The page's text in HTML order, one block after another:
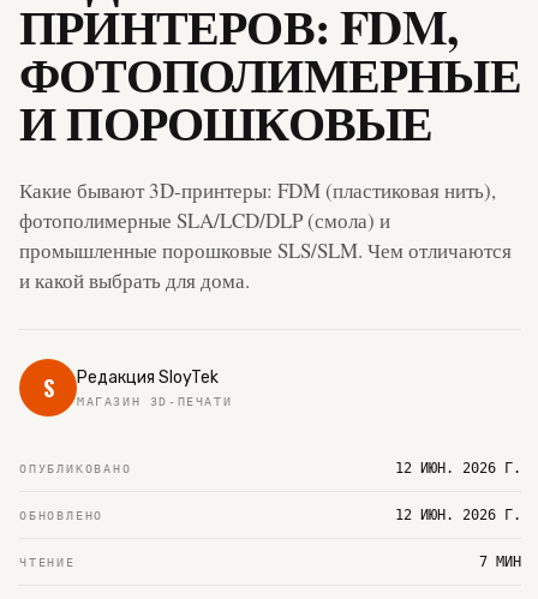
ПРИНТЕРОВ: FDM,
ФОТОПОЛИМЕРНЫЕ
И ПОРОШКОВЫЕ
Какие бывают 3D-принтеры: FDM (пластиковая нить),
фотополимерные SLA/LCD/DLP (смола) и
промышленные порошковые SLS/SLM. Чем отличаются
и какой выбрать для дома.
S Редакция SloyTek
МАГАЗИН 3D-ПЕЧАТИ
ОПУБЛИКОВАНО 12 ИЮН. 2026 Г.
ОБНОВЛЕНО 12 ИЮН. 2026 Г.
ЧТЕНИЕ 7 МИН